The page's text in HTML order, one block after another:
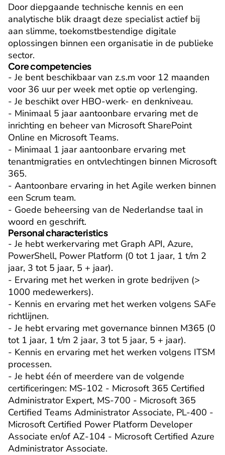
Door diepgaande technische kennis en een
analytische blik draagt deze specialist actief bij
aan slimme, toekomstbestendige digitale
oplossingen binnen een organisatie in de publieke
sector.
Core competencies
- Je bent beschikbaar van z.s.m voor 12 maanden
voor 36 uur per week met optie op verlenging.
- Je beschikt over HBO-werk- en denkniveau.
- Minimaal 5 jaar aantoonbare ervaring met de
inrichting en beheer van Microsoft SharePoint
Online en Microsoft Teams.
- Minimaal 1 jaar aantoonbare ervaring met
tenantmigraties en ontvlechtingen binnen Microsoft
365.
- Aantoonbare ervaring in het Agile werken binnen
een Scrum team.
- Goede beheersing van de Nederlandse taal in
woord en geschrift.
Personal characteristics
- Je hebt werkervaring met Graph API, Azure,
PowerShell, Power Platform (0 tot 1 jaar, 1 t/m 2
jaar, 3 tot 5 jaar, 5 + jaar).
- Ervaring met het werken in grote bedrijven (>
1000 medewerkers).
- Kennis en ervaring met het werken volgens SAFe
richtlijnen.
- Je hebt ervaring met governance binnen M365 (0
tot 1 jaar, 1 t/m 2 jaar, 3 tot 5 jaar, 5 + jaar).
- Kennis en ervaring met het werken volgens ITSM
processen.
- Je hebt één of meerdere van de volgende
certificeringen: MS-102 - Microsoft 365 Certified
Administrator Expert, MS-700 - Microsoft 365
Certified Teams Administrator Associate, PL-400 -
Microsoft Certified Power Platform Developer
Associate en/of AZ-104 - Microsoft Certified Azure
Administrator Associate.